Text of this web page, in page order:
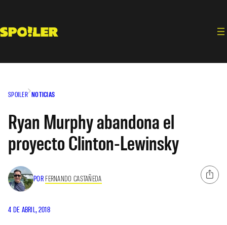
contenido
SPOILER NOTICIAS
Ryan Murphy abandona el
proyecto Clinton-Lewinsky
POR FERNANDO CASTAÑEDA
4 DE ABRIL, 2018